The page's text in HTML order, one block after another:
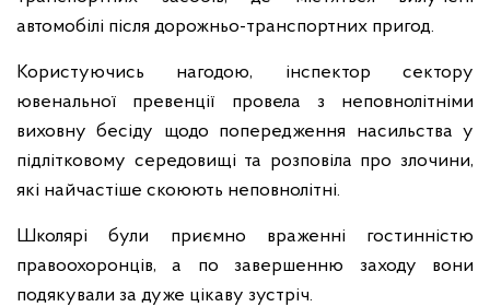
автомобілі після дорожньо-транспортних пригод.
Користуючись нагодою, інспектор сектору
ювенальної превенції провела з неповнолітніми
виховну бесіду щодо попередження насильства у
підлітковому середовищі та розповіла про злочини,
які найчастіше скоюють неповнолітні.
Школярі були приємно враженні гостинністю
правоохоронців, а по завершенню заходу вони
подякували за дуже цікаву зустріч.